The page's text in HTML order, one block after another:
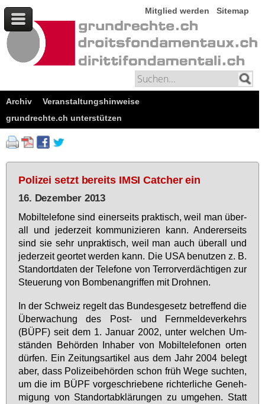
Mitglied werden Sitemap
Archiv
Veranstaltungshinweise
grundrechte.ch unterstützen
Polizei setzt bereits IMSI Catcher ein
16. Dezember 2013
Mo­bil­te­le­fo­ne sind ei­ner­seits prak­tisch, weil man über­
all und je­der­zeit kom­mu­ni­zie­ren kann. An­de­rer­seits
sind sie sehr un­prak­tisch, weil man auch über­all und
je­der­zeit ge­or­tet wer­den kann. Die USA be­nut­zen z. B.
Stand­ort­da­ten der Te­le­fo­ne von Ter­ror­ver­däch­ti­gen zur
Steue­rung von Bom­ben­an­grif­fen mit Droh­nen.
In der Schweiz re­gelt das Bun­des­ge­setz be­tref­fend die
Über­wa­chung des Post- und Fern­mel­de­ver­kehrs
(BÜPF) seit dem 1. Ja­nu­ar 2002, un­ter wel­chen Um­
stän­den Be­hör­den In­ha­ber von Mo­bil­te­le­fo­nen or­ten
dür­fen. Ein Zei­tungs­ar­ti­kel aus dem Jahr 2004 be­legt
aber, dass Po­li­zei­be­hör­den schon früh We­ge such­ten,
um die im BÜPF vor­ge­schrie­be­ne rich­ter­li­che Ge­neh­
mi­gung von Stand­ort­ab­klä­run­gen zu um­ge­hen. Statt